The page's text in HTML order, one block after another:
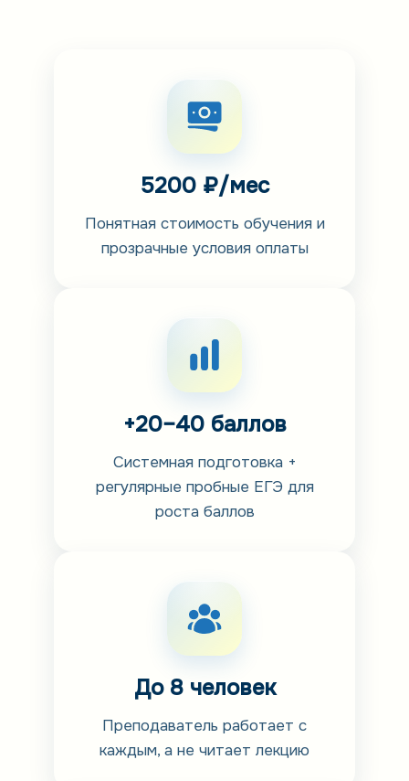
5200 ₽/мес
Понятная стоимость обучения и
прозрачные условия оплаты
+20–40 баллов
Системная подготовка +
регулярные пробные ЕГЭ для
роста баллов
До 8 человек
Преподаватель работает с
каждым, а не читает лекцию